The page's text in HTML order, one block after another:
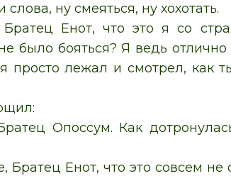
ну смеяться, ну хохотать.
Енот, что это я со
было бояться? Я ведь
просто лежал и смотрел, как
Опоссум. Как
Братец Енот, что это совсем